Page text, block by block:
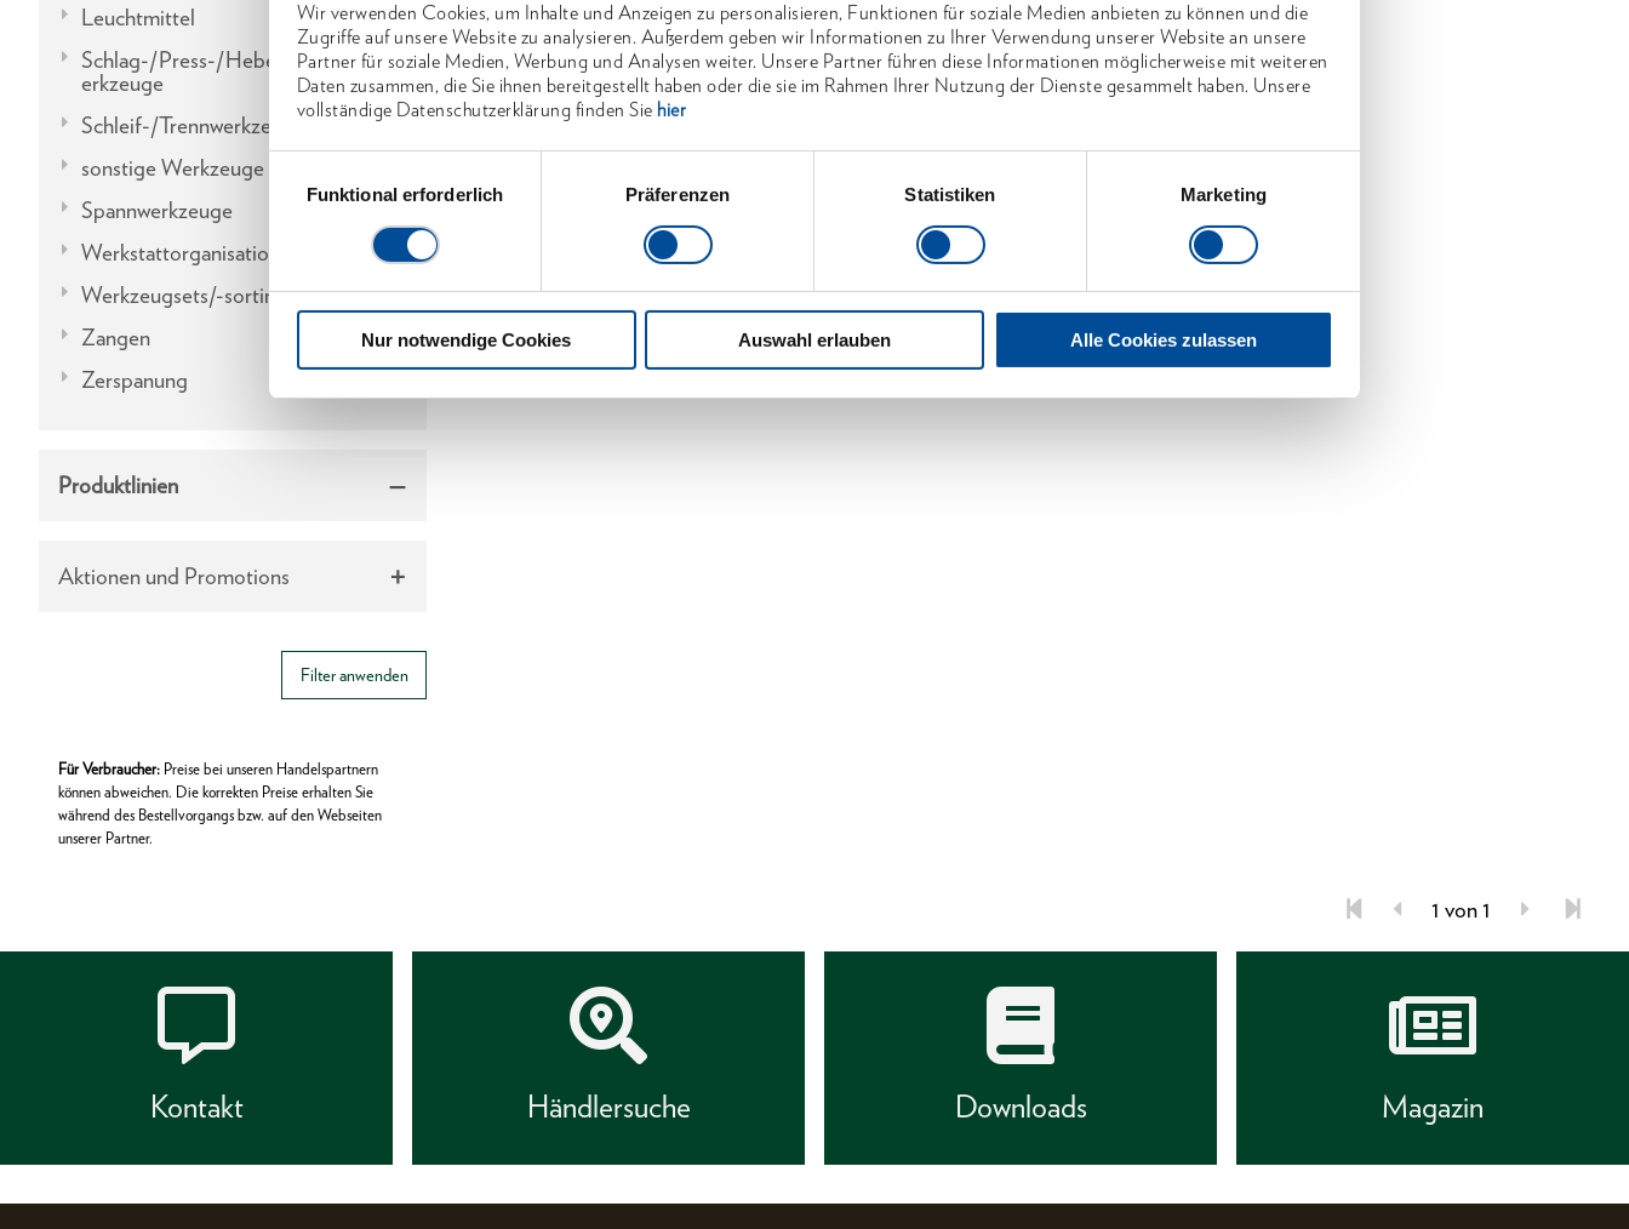
Wir verwenden Cookies, um Inhalte und Anzeigen zu personalisieren, Funktionen für soziale Medien anbieten zu können und die
Zugriffe auf unsere Website zu analysieren. Außerdem geben wir Informationen zu Ihrer Verwendung unserer Website an unsere
Partner für soziale Medien, Werbung und Analysen weiter. Unsere Partner führen diese Informationen möglicherweise mit weiteren
Daten zusammen, die Sie ihnen bereitgestellt haben oder die sie im Rahmen Ihrer Nutzung der Dienste gesammelt haben. Unsere
vollständige Datenschutzerklärung finden Sie hier
Funktional erforderlich
Präferenzen Statistiken Marketing
Nur notwendige Cookies Auswahl erlauben Alle Cookies zulassen
Leuchtmittel
Schlag-/Press-/Hebel-/Einbauw
erkzeuge
Schleif-/Trennwerkzeuge
sonstige Werkzeuge
Spannwerkzeuge
Werkstattorganisation
Werkzeugsets/-sortimente
Zangen
Zerspanung
Produktlinien
Aktionen und Promotions
Filter anwenden
Für Verbraucher: Preise bei unseren Handelspartnern
können abweichen. Die korrekten Preise erhalten Sie
während des Bestellvorgangs bzw. auf den Webseiten
unserer Partner.
1 von 1
Kontakt Händlersuche Downloads Magazin